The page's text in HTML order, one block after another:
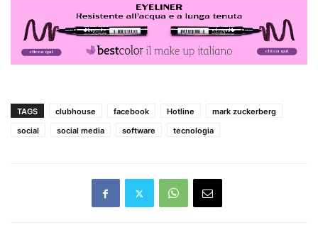
TAGS clubhouse facebook Hotline
mark zuckerberg
social
social media software tecnologia